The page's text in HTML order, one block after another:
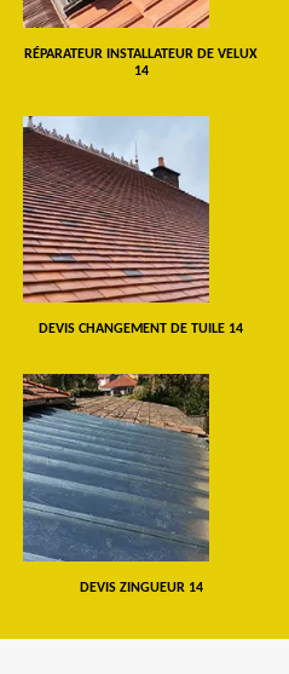
RÉPARATEUR INSTALLATEUR DE VELUX
14
DEVIS CHANGEMENT DE TUILE 14
DEVIS ZINGUEUR 14